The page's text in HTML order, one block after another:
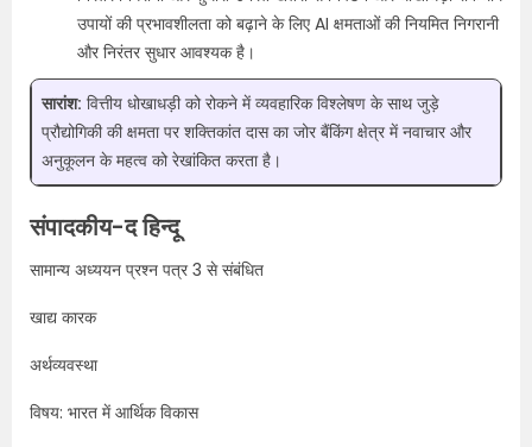
उपायों की प्रभावशीलता को बढ़ाने के लिए AI क्षमताओं की नियमित निगरानी
और निरंतर सुधार आवश्यक है।
सारांश: वित्तीय धोखाधड़ी को रोकने में व्यवहारिक विश्लेषण के साथ जुड़े
प्रौद्योगिकी की क्षमता पर शक्तिकांत दास का जोर बैंकिंग क्षेत्र में नवाचार और
अनुकूलन के महत्व को रेखांकित करता है।
संपादकीय-द हिन्दू
सामान्य अध्ययन प्रश्न पत्र 3 से संबंधित
खाद्य कारक
अर्थव्यवस्था
विषय: भारत में आर्थिक विकास